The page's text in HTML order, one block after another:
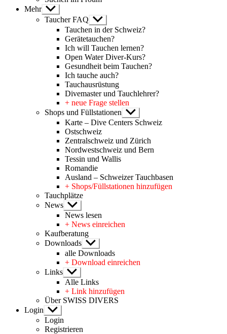
Mehr Untermenü
anzeigen
Taucher FAQ Untermenü
anzeigen
Tauchen in der Schweiz?
Gerätetauchen?
Ich will Tauchen lernen?
Open Water Diver-Kurs?
Gesundheit beim Tauchen?
Ich tauche auch?
Tauchausrüstung
Divemaster und Tauchlehrer?
+ neue Frage stellen
Shops und Füllstationen Untermenü
anzeigen
Karte – Dive Centers Schweiz
Ostschweiz
Zentralschweiz und Zürich
Nordwestschweiz und Bern
Tessin und Wallis
Romandie
Ausland – Schweizer Tauchbasen
+ Shops/Füllstationen hinzufügen
Tauchplätze
News Untermenü
anzeigen
News lesen
+ News einreichen
Kaufberatung
Downloads Untermenü
anzeigen
alle Downloads
+ Download einreichen
Links Untermenü
anzeigen
Alle Links
+ Link hinzufügen
Über SWISS DIVERS
Login Untermenü
anzeigen
Login
Registrieren